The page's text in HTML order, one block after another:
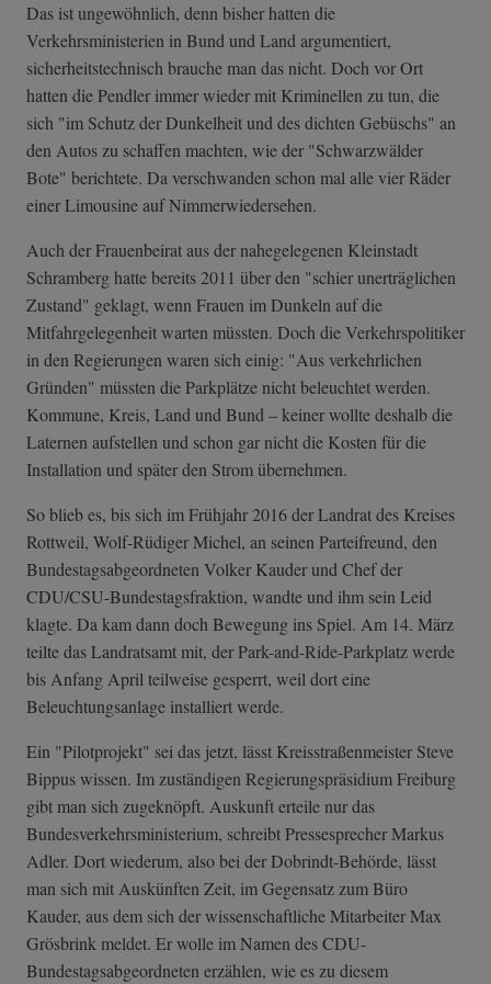
Das ist ungewöhnlich, denn bisher hatten die
Verkehrsministerien in Bund und Land argumentiert,
sicherheitstechnisch brauche man das nicht. Doch vor Ort
hatten die Pendler immer wieder mit Kriminellen zu tun, die
sich "im Schutz der Dunkelheit und des dichten Gebüschs" an
den Autos zu schaffen machten, wie der "Schwarzwälder
Bote" berichtete. Da verschwanden schon mal alle vier Räder
einer Limousine auf Nimmerwiedersehen.
Auch der Frauenbeirat aus der nahegelegenen Kleinstadt
Schramberg hatte bereits 2011 über den "schier unerträglichen
Zustand" geklagt, wenn Frauen im Dunkeln auf die
Mitfahrgelegenheit warten müssten. Doch die Verkehrspolitiker
in den Regierungen waren sich einig: "Aus verkehrlichen
Gründen" müssten die Parkplätze nicht beleuchtet werden.
Kommune, Kreis, Land und Bund – keiner wollte deshalb die
Laternen aufstellen und schon gar nicht die Kosten für die
Installation und später den Strom übernehmen.
So blieb es, bis sich im Frühjahr 2016 der Landrat des Kreises
Rottweil, Wolf-Rüdiger Michel, an seinen Parteifreund, den
Bundestagsabgeordneten Volker Kauder und Chef der
CDU/CSU-Bundestagsfraktion, wandte und ihm sein Leid
klagte. Da kam dann doch Bewegung ins Spiel. Am 14. März
teilte das Landratsamt mit, der Park-and-Ride-Parkplatz werde
bis Anfang April teilweise gesperrt, weil dort eine
Beleuchtungsanlage installiert werde.
Ein "Pilotprojekt" sei das jetzt, lässt Kreisstraßenmeister Steve
Bippus wissen. Im zuständigen Regierungspräsidium Freiburg
gibt man sich zugeknöpft. Auskunft erteile nur das
Bundesverkehrsministerium, schreibt Pressesprecher Markus
Adler. Dort wiederum, also bei der Dobrindt-Behörde, lässt
man sich mit Auskünften Zeit, im Gegensatz zum Büro
Kauder, aus dem sich der wissenschaftliche Mitarbeiter Max
Grösbrink meldet. Er wolle im Namen des CDU-
Bundestagsabgeordneten erzählen, wie es zu diesem